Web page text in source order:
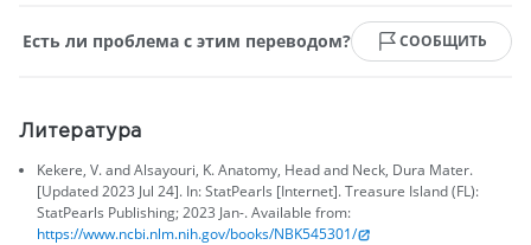
Есть ли проблема с этим переводом? СООБЩИТЬ
Литература
Kekere, V. and Alsayouri, K. Anatomy, Head and Neck, Dura Mater.
[Updated 2023 Jul 24]. In: StatPearls [Internet]. Treasure Island (FL):
StatPearls Publishing; 2023 Jan-. Available from:
https://www.ncbi.nlm.nih.gov/books/NBK545301/